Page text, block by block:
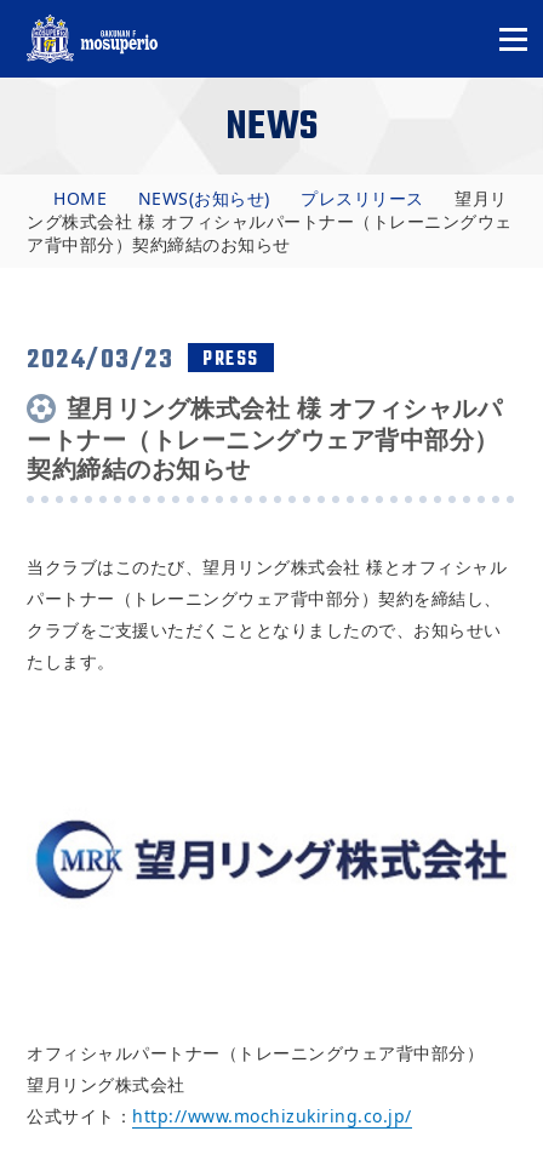
NEWS
HOME NEWS(お知らせ) プレスリリース
望月リ
ング株式会社 様 オフィシャルパートナー（トレーニングウェ
ア背中部分）契約締結のお知らせ
2024/03/23 PRESS
望月リング株式会社 様 オフィシャルパ
ートナー（トレーニングウェア背中部分）
契約締結のお知らせ
当クラブはこのたび、望月リング株式会社様 とオフィシャル
パートナー（トレーニングウェア背中部分）契約を締結し、
クラブをご支援いただくこととなりましたので、お知らせい
たします。
オフィシャルパートナー（トレーニングウェア背中部分）
望月リング株式会社
公式サイト： http://www.mochizukiring.co.jp/